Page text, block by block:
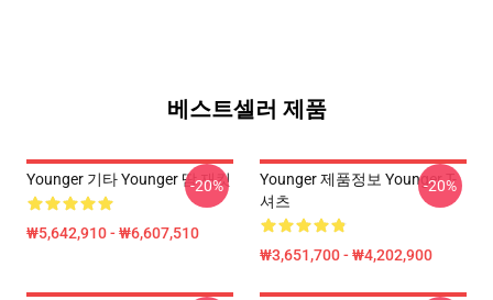
베스트셀러 제품
Younger 기타 Younger 땀 재킷
₩5,642,910 - ₩6,607,510
-20%
Younger 제품정보 Younger T-
셔츠
₩3,651,700 - ₩4,202,900
-20%